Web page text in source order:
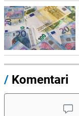
/ Komentari